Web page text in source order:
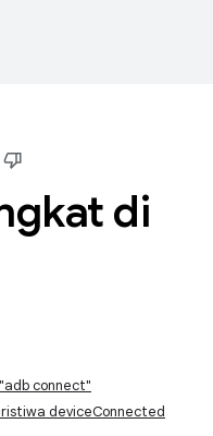
di
connect"
deviceConnected